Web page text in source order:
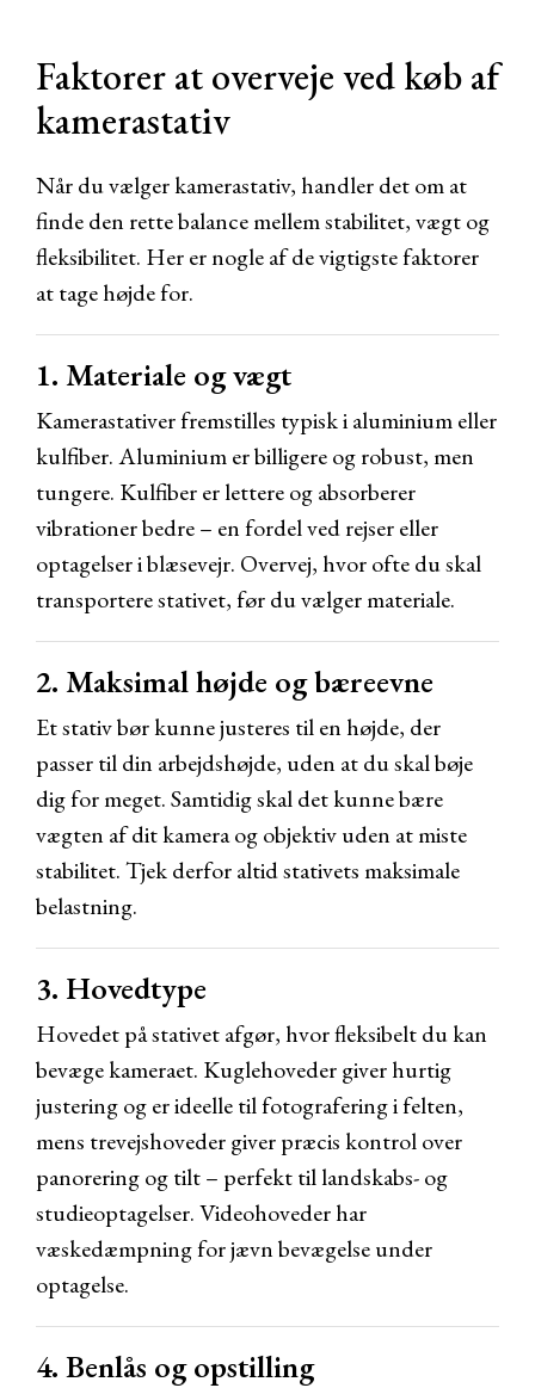
Faktorer at overveje ved køb af
kamerastativ
Når du vælger kamerastativ, handler det om at
finde den rette balance mellem stabilitet, vægt og
fleksibilitet. Her er nogle af de vigtigste faktorer
at tage højde for.
1. Materiale og vægt
Kamerastativer fremstilles typisk i aluminium eller
kulfiber. Aluminium er billigere og robust, men
tungere. Kulfiber er lettere og absorberer
vibrationer bedre – en fordel ved rejser eller
optagelser i blæsevejr. Overvej, hvor ofte du skal
transportere stativet, før du vælger materiale.
2. Maksimal højde og bæreevne
Et stativ bør kunne justeres til en højde, der
passer til din arbejdshøjde, uden at du skal bøje
dig for meget. Samtidig skal det kunne bære
vægten af dit kamera og objektiv uden at miste
stabilitet. Tjek derfor altid stativets maksimale
belastning.
3. Hovedtype
Hovedet på stativet afgør, hvor fleksibelt du kan
bevæge kameraet. Kuglehoveder giver hurtig
justering og er ideelle til fotografering i felten,
mens trevejshoveder giver præcis kontrol over
panorering og tilt – perfekt til landskabs- og
studieoptagelser. Videohoveder har
væskedæmpning for jævn bevægelse under
optagelse.
4. Benlås og opstilling